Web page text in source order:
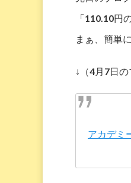
「110.10円
まぁ、簡単
↓（4月7日
アカデミ